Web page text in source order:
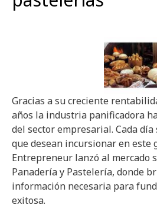
Gracias a su creciente
años la industria panificadora
del sector empresarial. Cada
que desean incursionar en este
Entrepreneur lanzó al mercado
Panadería y Pastelería, donde
información necesaria para
exitosa.